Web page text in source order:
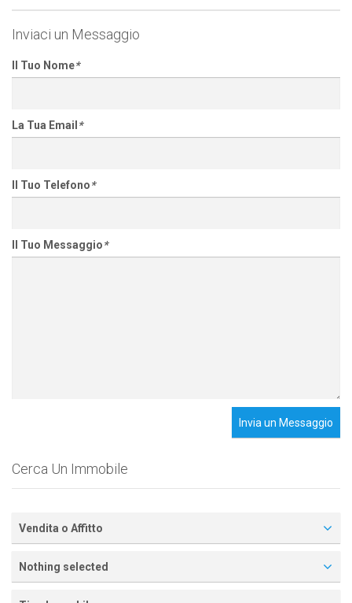
Inviaci un Messaggio
Il Tuo Nome*
La Tua Email *
Il Tuo Telefono*
Il Tuo Messaggio*
Invia un Messaggio
Cerca Un Immobile
Vendita o Affitto
Nothing selected